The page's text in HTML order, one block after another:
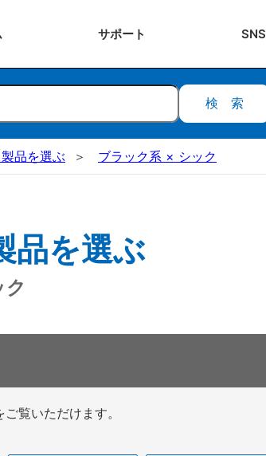
サポート SNS
検索
品を選ぶ ブラック系 × シック
品を選ぶ
覧いただけます。